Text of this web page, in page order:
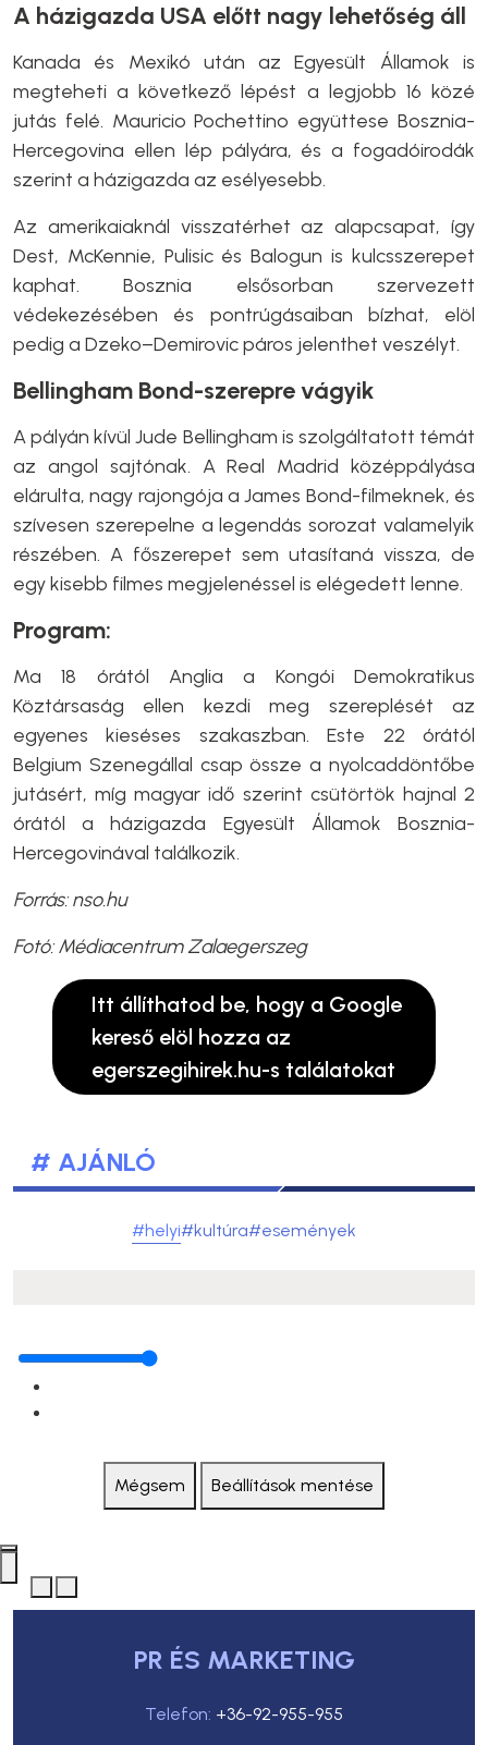
A házigazda USA előtt nagy lehetőség áll
Kanada és Mexikó után az Egyesült Államok is
megteheti a következő lépést a legjobb 16 közé
jutás felé. Mauricio Pochettino együttese Bosznia-
Hercegovina ellen lép pályára, és a fogadóirodák
szerint a házigazda az esélyesebb.
Az amerikaiaknál visszatérhet az alapcsapat, így
Dest, McKennie, Pulisic és Balogun is kulcsszerepet
kaphat. Bosznia elsősorban szervezett
védekezésében és pontrúgásaiban bízhat, elöl
pedig a Dzeko–Demirovic páros jelenthet veszélyt.
Bellingham Bond-szerepre vágyik
A pályán kívül Jude Bellingham is szolgáltatott témát
az angol sajtónak. A Real Madrid középpályása
elárulta, nagy rajongója a James Bond-filmeknek, és
szívesen szerepelne a legendás sorozat valamelyik
részében. A főszerepet sem utasítaná vissza, de
egy kisebb filmes megjelenéssel is elégedett lenne.
Program:
Ma 18 órától Anglia a Kongói Demokratikus
Köztársaság ellen kezdi meg szereplését az
egyenes kieséses szakaszban. Este 22 órától
Belgium Szenegállal csap össze a nyolcaddöntőbe
jutásért, míg magyar idő szerint csütörtök hajnal 2
órától a házigazda Egyesült Államok Bosznia-
Hercegovinával találkozik.
Forrás: nso.hu
Fotó: Médiacentrum Zalaegerszeg
Itt állíthatod be, hogy a Google
kereső elöl hozza az
egerszegihirek.hu-s találatokat
# AJÁNLÓ
#helyi#kultúra#események
Mégsem Beállítások mentése
PR ÉS MARKETING
Telefon: +36-92-955-955